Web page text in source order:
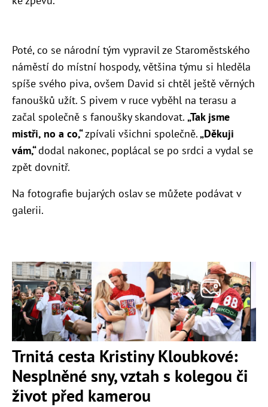
Poté, co se národní tým vypravil ze Staroměstského
náměstí do místní hospody, většina týmu si hleděla
spíše svého piva, ovšem David si chtěl ještě věrných
fanoušků užít. S pivem v ruce vyběhl na terasu a
začal společně s fanoušky skandovat. „Tak jsme
mistři, no a co,“zpívali všichni společně.„Děkuji
vám,“dodal nakonec, poplácal se po srdci a vydal se
zpět dovnitř.
Na fotografie bujarých oslav se můžete podávat v
galerii.
Trnitá cesta Kristiny Kloubkové:
Nesplněné sny, vztah s kolegou či
život před kamerou